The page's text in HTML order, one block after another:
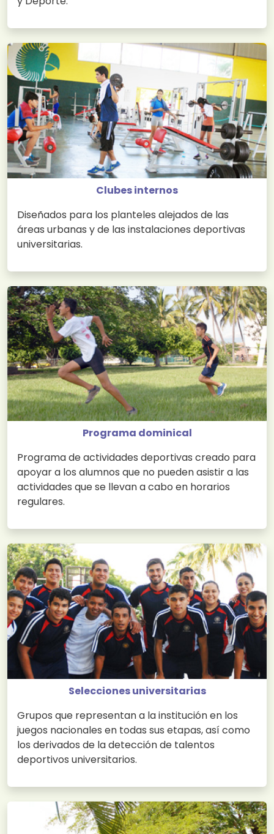
Clubes internos
Diseñados para los planteles alejados de las
áreas urbanas y de las instalaciones deportivas
universitarias.
Programa dominical
Programa de actividades deportivas creado para
apoyar a los alumnos que no pueden asistir a las
actividades que se llevan a cabo en horarios
regulares.
Selecciones universitarias
Grupos que representan a la institución en los
juegos nacionales en todas sus etapas, así como
los derivados de la detección de talentos
deportivos universitarios.